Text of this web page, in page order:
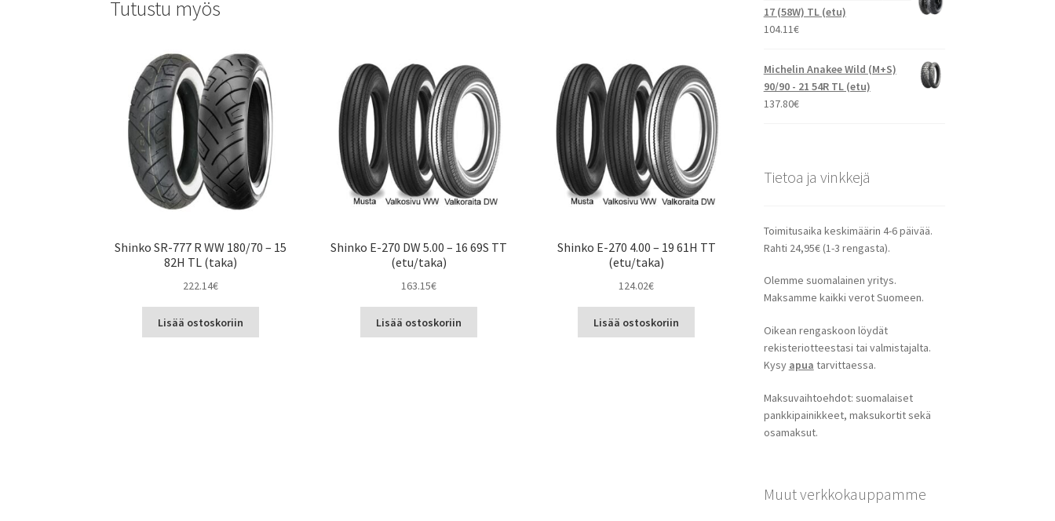
Tutustu myös
Shinko SR-777 R WW 180/70 – 15
82H TL (taka)
222.14€
Lisää ostoskoriin
Shinko E-270 DW 5.00 – 16 69S TT
(etu/taka)
163.15€
Lisää ostoskoriin
Shinko E-270 4.00 – 19 61H TT
(etu/taka)
124.02€
Lisää ostoskoriin
17 (58W) TL (etu)
104.11€
Michelin Anakee Wild (M+S)
90/90 - 21 54R TL (etu)
137.80€
Tietoa ja vinkkejä
Toimitusaika keskimäärin 4-6 päivää.
Rahti 24,95€ (1-3 rengasta).
Olemme suomalainen yritys.
Maksamme kaikki verot Suomeen.
Oikean rengaskoon löydät
rekisteriotteestasi tai valmistajalta.
Kysy apua tarvittaessa.
Maksuvaihtoehdot: suomalaiset
pankkipainikkeet, maksukortit sekä
osamaksut.
Muut verkkokauppamme